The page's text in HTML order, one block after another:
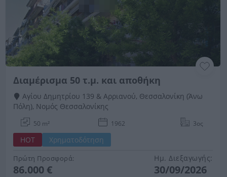
Διαμέρισμα 50 τ.μ. και αποθήκη
Αγίου Δημητρίου 139 & Αρριανού, Θεσσαλονίκη (Άνω
Πόλη), Νομός Θεσσαλονίκης
50 m² 1962 3ος
HOT Χρηματοδότηση
Πρώτη Προσφορά:
86.000 €
Ημ. Διεξαγωγής:
30/09/2026